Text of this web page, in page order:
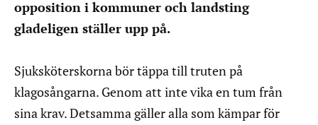
opposition i kommuner och landsting
gladeligen ställer upp på.
Sjuksköterskorna bör täppa till truten på
klagosångarna. Genom att inte vika en tum från
sina krav. Detsamma gäller alla som kämpar för